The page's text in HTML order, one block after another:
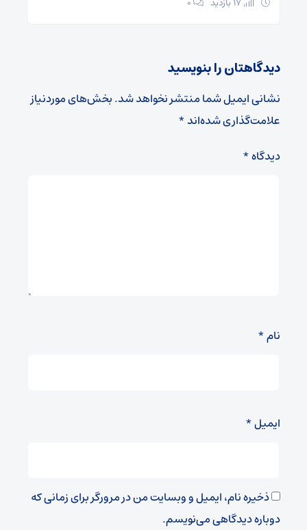
۰
دیدگاهتان را بنویسید
نشانی ایمیل شما منتشر نخواهد شد.بخش‌های موردنیاز
علامت‌گذاری شده‌اند*
دیدگاه*
نام*
ایمیل*
ذخیره نام، ایمیل و وبسایت من در مرورگر برای زمانی که
دوباره دیدگاهی می‌نویسم.